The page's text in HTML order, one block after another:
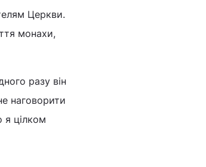
Церкви.
монахи,
разу він
наговорити
я цілком